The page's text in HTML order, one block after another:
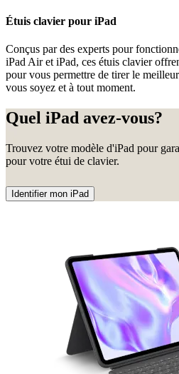
Étuis clavier pour iPad
Conçus par des experts pour
iPad Air et iPad, ces étuis clavier
pour vous permettre de tirer le
vous soyez et à tout moment.
Quel iPad avez-vous?
Trouvez votre modèle d'iPad pour
pour votre étui de clavier.
Identifier mon iPad